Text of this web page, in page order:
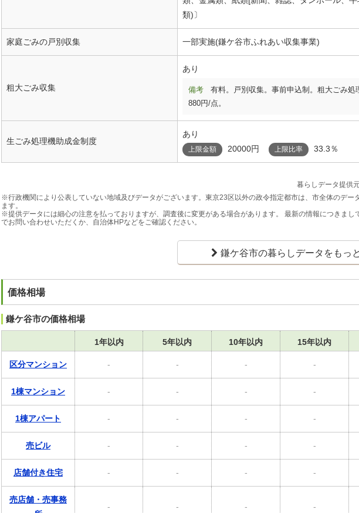
類)〕
家庭ごみの戸別収集 一部実施(鎌ケ谷市ふれあい収集事業)
粗大ごみ収集
あり
備考
有料。戸別収集。事前申込制。粗大ごみ処
880円/点。
生ごみ処理機助成金制度
あり
上限金額 20000円 上限比率 33.3％
暮らしデータ提供元
※行政機関により公表していない地域及びデータがございます。東京23区以外の政令指定都市は、市全体のデー
ます。
※提供データには細心の注意を払っておりますが、調査後に変更がある場合があります。 最新の情報につきまし
でお問い合わせいただくか、自治体HPなどをご確認ください。
鎌ケ谷市の暮らしデータをもっ
価格相場
鎌ケ谷市の価格相場
1年以内 5年以内 10年以内 15年以内
区分マンション - - - -
1棟マンション - - - -
1棟アパート - - - -
売ビル - - - -
店舗付き住宅 - - - -
売店舗・売事務
- - - -